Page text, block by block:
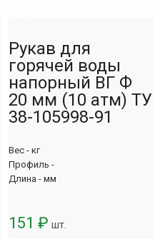
Рукав для
горячей воды
напорный ВГ Ф
20 мм (10 атм) ТУ
38-105998-91
Вес - кг
Профиль -
Длина - мм
151 ₽ шт.